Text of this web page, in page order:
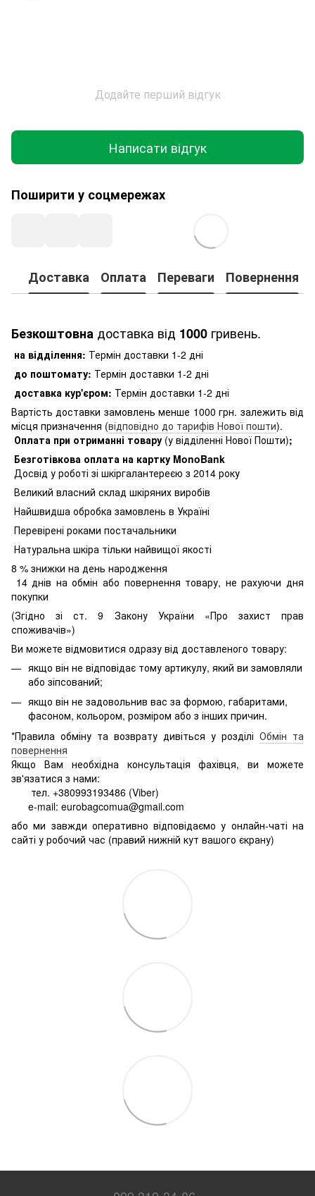
Додайте перший відгук
Написати відгук
Поширити у соцмережах
Доставка Оплата Переваги Повернення
Безкоштовна доставка від 1000 гривень.
на відділення: Термін доставки 1-2 дні
до поштомату: Термін доставки 1-2 дні
доставка кур'єром: Термін доставки 1-2 дні
Вартість доставки замовлень менше 1000 грн. залежить від
місця призначення (відповідно до тарифів Нової пошти).
Оплата при отриманні товару (у відділенні Нової Пошти);
Безготівкова оплата на картку MonoBank
Досвід у роботі зі шкіргалантереєю з 2014 року
Великий власний склад шкіряних виробів
Найшвидша обробка замовлень в Україні
Перевірені роками постачальники
Натуральна шкіра тільки найвищої якості
8 % знижки на день народження
14 днів на обмін або повернення товару, не рахуючи дня
покупки
(Згідно зі ст. 9 Закону України «Про захист прав
споживачів»)
Ви можете відмовитися одразу від доставленого товару:
якщо він не відповідає тому артикулу, який ви замовляли
або зіпсований;
якщо він не задовольнив вас за формою, габаритами,
фасоном, кольором, розміром або з інших причин.
*Правила обміну та возврату дивіться у розділі Обмін та
повернення
Якщо Вам необхідна консультація фахівця, ви можете
зв'язатися з нами:
тел. +380993193486 (Viber)
e-mail: eurobagcomua@gmail.com
або ми завжди оперативно відповідаємо у онлайн-чаті на
сайті у робочий час (правий нижній кут вашого єкрану)